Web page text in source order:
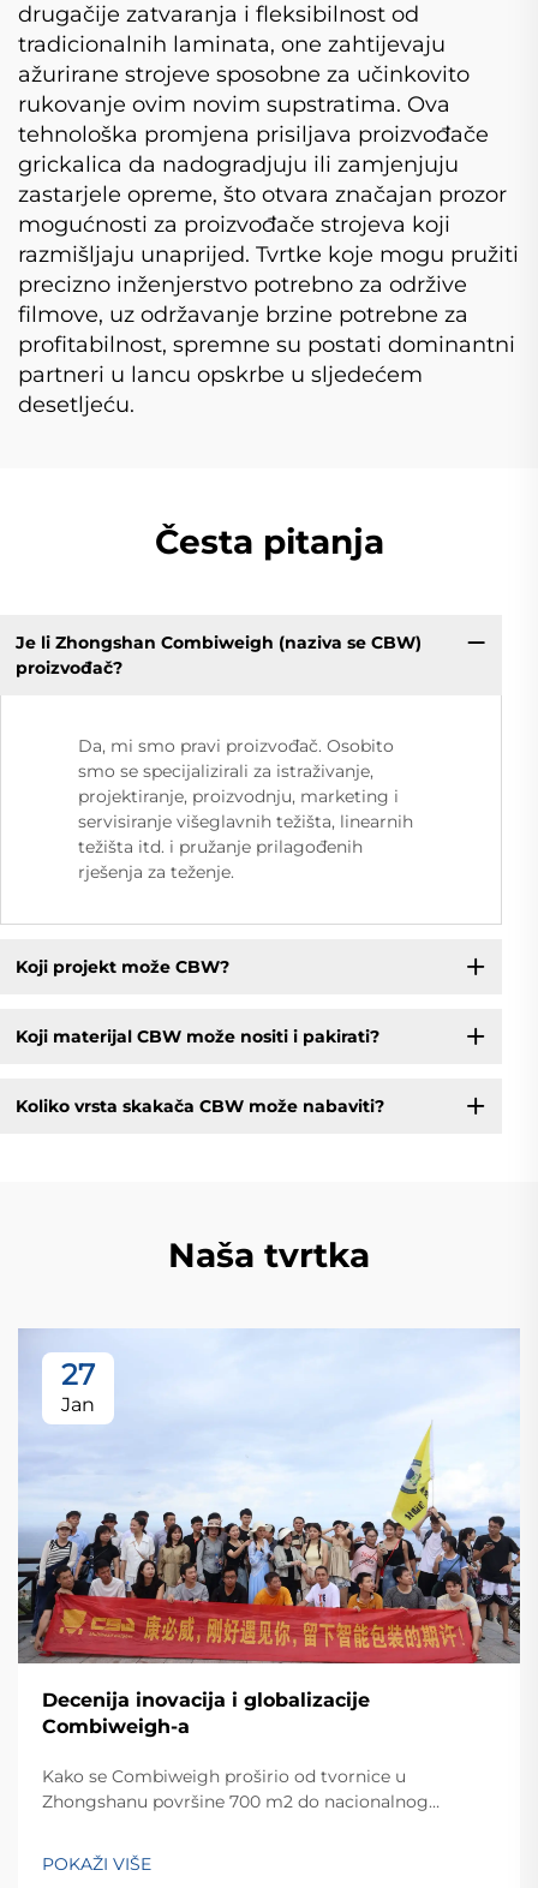
drugačije zatvaranja i fleksibilnost od
tradicionalnih laminata, one zahtijevaju
ažurirane strojeve sposobne za učinkovito
rukovanje ovim novim supstratima. Ova
tehnološka promjena prisiljava proizvođače
grickalica da nadogradjuju ili zamjenjuju
zastarjele opreme, što otvara značajan prozor
mogućnosti za proizvođače strojeva koji
razmišljaju unaprijed. Tvrtke koje mogu pružiti
precizno inženjerstvo potrebno za održive
filmove, uz održavanje brzine potrebne za
profitabilnost, spremne su postati dominantni
partneri u lancu opskrbe u sljedećem
desetljeću.
Česta pitanja
Je li Zhongshan Combiweigh (naziva se CBW)
proizvođač?
Da, mi smo pravi proizvođač. Osobito
smo se specijalizirali za istraživanje,
projektiranje, proizvodnju, marketing i
servisiranje višeglavnih težišta, linearnih
težišta itd. i pružanje prilagođenih
rješenja za teženje.
Koji projekt može CBW?
Koji materijal CBW može nositi i pakirati?
Koliko vrsta skakača CBW može nabaviti?
Naša tvrtka
27
Jan
Decenija inovacija i globalizacije
Combiweigh-a
Kako se Combiweigh proširio od tvornice u
Zhongshanu površine 700 m2 do nacionalnog
zemalja. Otkrijte njihova inteligentna rješenja za
tehtanjezažali globalnu konsultaciju OEM/ODM-a još
POKAŽI VIŠE